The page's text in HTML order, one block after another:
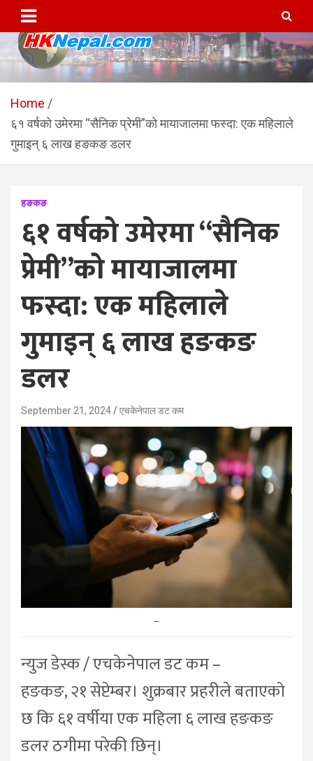
content
HKNepal.com – हङकङबाट
सञ्चालित पहिलो नेपाली अनलाईन
पत्रिका
hknepal, hknepal.com, hk nepal, hk nepal com
Home
६१ वर्षको उमेरमा “सैनिक प्रेमी”को मायाजालमा फस्दा: एक महिलाले
गुमाइन् ६ लाख हङकङ डलर
हङकङ
६१ वर्षको उमेरमा “सैनिक
प्रेमी”को मायाजालमा
फस्दा: एक महिलाले
गुमाइन् ६ लाख हङकङ
डलर
September 21, 2024 एचकेनेपाल डट कम
–
न्युज डेस्क / एचकेनेपाल डट कम –
हङकङ, २१ सेप्टेम्बर। शुक्रबार प्रहरीले बताएको
छ कि ६१ वर्षीया एक महिला ६ लाख हङकङ
डलर ठगीमा परेकी छिन्।